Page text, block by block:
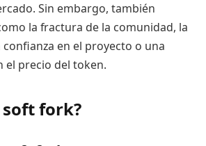
Sin embargo, también
la fractura de la comunidad, la
en el proyecto o una
el precio del token.
soft fork?